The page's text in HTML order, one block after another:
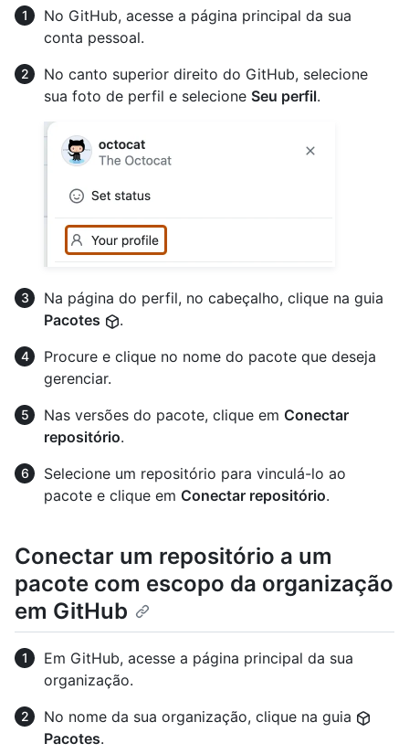
No GitHub, acesse a página principal da sua
conta pessoal.
No canto superior direito do GitHub, selecione
sua foto de perfil e selecione Seu perfil.
Na página do perfil, no cabeçalho, clique na guia
Pacotes
.
Procure e clique no nome do pacote que deseja
gerenciar.
Nas versões do pacote, clique em Conectar
repositório.
Selecione um repositório para vinculá-lo ao
pacote e clique em Conectar repositório.
Conectar um repositório a um
pacote com escopo da organização
em GitHub
Em GitHub, acesse a página principal da sua
organização.
No nome da sua organização, clique na guia
Pacotes.